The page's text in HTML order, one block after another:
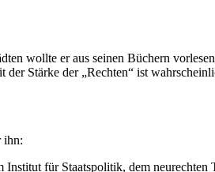
wollte er aus seinen Büchern
Stärke der „Rechten“ ist
ihn:
für Staatspolitik, dem